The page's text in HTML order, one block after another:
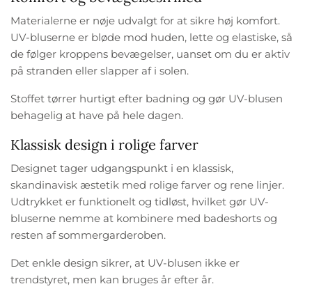
Materialerne er nøje udvalgt for at sikre høj komfort.
UV-bluserne er bløde mod huden, lette og elastiske, så
de følger kroppens bevægelser, uanset om du er aktiv
på stranden eller slapper af i solen.
Stoffet tørrer hurtigt efter badning og gør UV-blusen
behagelig at have på hele dagen.
Klassisk design i rolige farver
Designet tager udgangspunkt i en klassisk,
skandinavisk æstetik med rolige farver og rene linjer.
Udtrykket er funktionelt og tidløst, hvilket gør UV-
bluserne nemme at kombinere med badeshorts og
resten af sommergarderoben.
Det enkle design sikrer, at UV-blusen ikke er
trendstyret, men kan bruges år efter år.